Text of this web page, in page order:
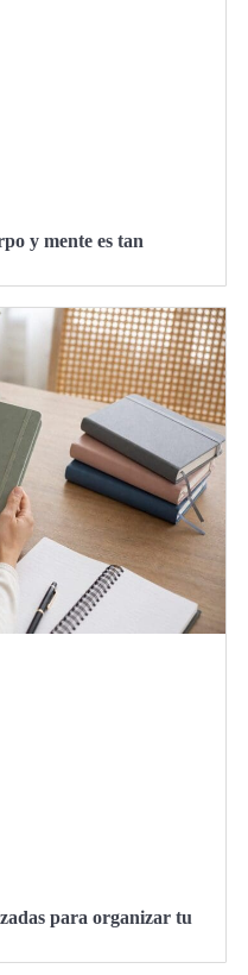
y mente es tan
para organizar tu